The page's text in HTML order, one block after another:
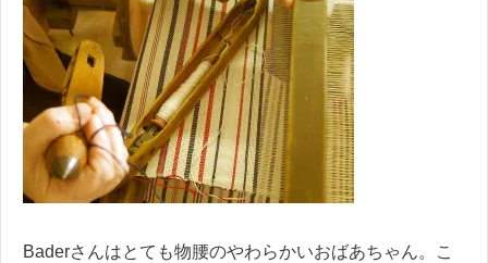
Baderさんはとても物腰のやわらかいおばあちゃん。こ